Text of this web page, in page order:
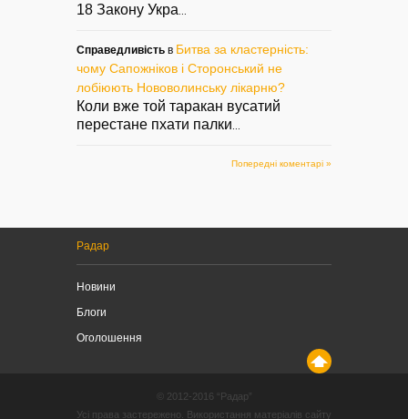
18 Закону Укра
Справедливість в Битва за кластерність:
чому Сапожніков і Сторонський не
лобіюють Нововолинську лікарню?
Коли вже той таракан вусатий
перестане пхати палки
Попередні коментарі »
Радар
Новини
Блоги
Оголошення
© 2012-2016 “Радар”
Усі права застережено. Використання матеріалів сайту